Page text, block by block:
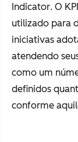
Indicator. O
utilizado para
iniciativas
atendendo
como um
definidos
conforme